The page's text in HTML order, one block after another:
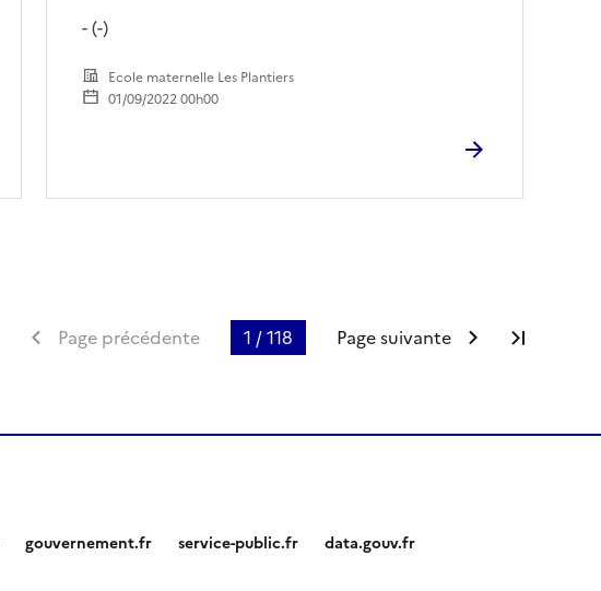
- (-)
Ecole maternelle Les Plantiers
01/09/2022 00h00
Première page
Page précédente 1 / 118 Page suivante
gouvernement.fr service-public.fr data.gouv.fr